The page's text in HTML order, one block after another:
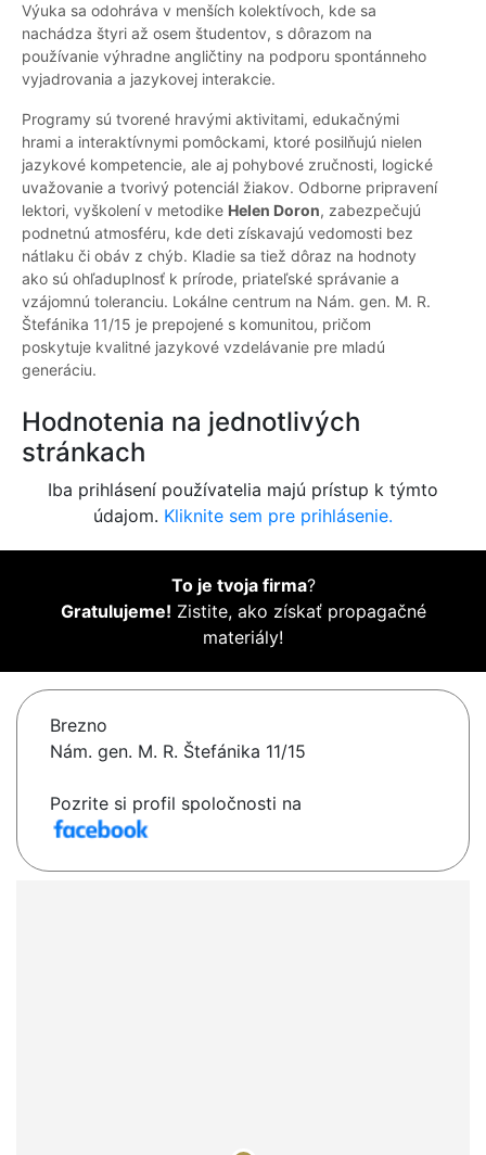
Výuka sa odohráva v menších kolektívoch, kde sa
nachádza štyri až osem študentov, s dôrazom na
používanie výhradne angličtiny na podporu spontánneho
vyjadrovania a jazykovej interakcie.
Programy sú tvorené hravými aktivitami, edukačnými
hrami a interaktívnymi pomôckami, ktoré posilňujú nielen
jazykové kompetencie, ale aj pohybové zručnosti, logické
uvažovanie a tvorivý potenciál žiakov. Odborne pripravení
lektori, vyškolení v metodike Helen Doron, zabezpečujú
podnetnú atmosféru, kde deti získavajú vedomosti bez
nátlaku či obáv z chýb. Kladie sa tiež dôraz na hodnoty
ako sú ohľaduplnosť k prírode, priateľské správanie a
vzájomnú toleranciu. Lokálne centrum na Nám. gen. M. R.
Štefánika 11/15 je prepojené s komunitou, pričom
poskytuje kvalitné jazykové vzdelávanie pre mladú
generáciu.
Hodnotenia na jednotlivých
stránkach
Iba prihlásení používatelia majú prístup k týmto
údajom. Kliknite sem pre prihlásenie.
To je tvoja firma?
Gratulujeme! Zistite, ako získať propagačné
materiály!
Brezno
Nám. gen. M. R. Štefánika 11/15
Pozrite si profil spoločnosti na